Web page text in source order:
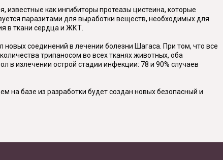
как ингибиторы протеазы цистеина, которые
паразитами для выработки веществ, необходимых для
в ткани сердца и ЖКТ.
соединений в лечении болезни Шагаса. При том, что все
трипаносом во всех тканях животных, оба
в излечении острой стадии инфекции: 78 и 90% случаев
на базе из разработки будет создан новых безопасный и